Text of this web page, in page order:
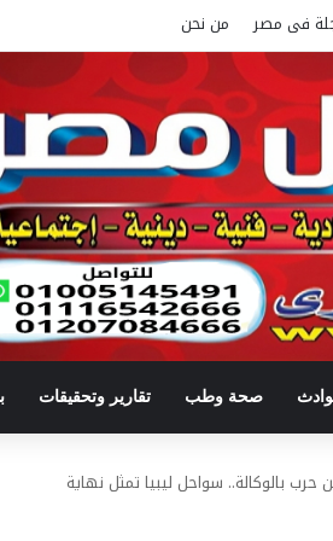
فى مصر من نحن
صحة وطب تقارير وتحقيقات
بالوكالة.. سواحل ليبيا تمثل نهاية